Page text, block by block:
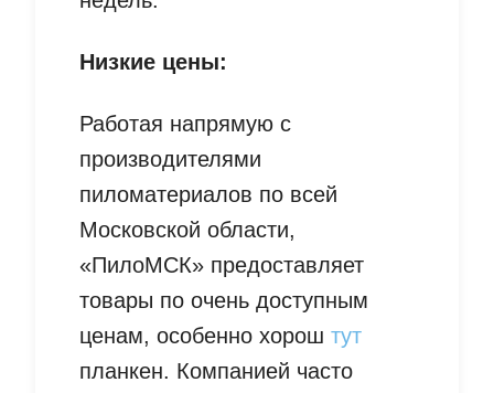
Низкие цены:
Работая напрямую с
производителями
пиломатериалов по всей
Московской области,
«ПилоМСК» предоставляет
товары по очень доступным
ценам, особенно хорош тут
планкен. Компанией часто